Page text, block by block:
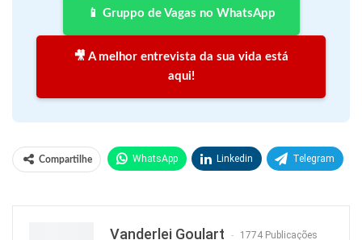
📱 Gruppo de Vagas no WhatsApp
🎥 A melhor entrevista da sua vida está
aqui!
Compartilhe WhatsApp Linkedin Telegram
Vanderlei Goulart 1774 Publicações